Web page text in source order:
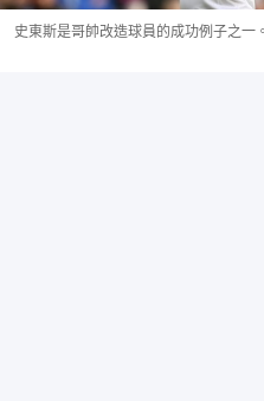
史東斯是哥帥改造球員的成功例子之一